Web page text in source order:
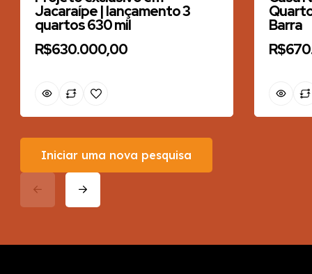
Jacaraípe | lançamento 3
quartos 630 mil
R$630.000,00
Barra
Iniciar uma nova pesquisa